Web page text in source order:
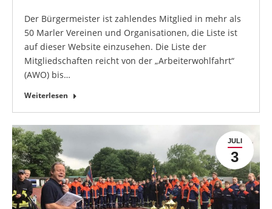
Der Bürgermeister ist zahlendes Mitglied in mehr als
50 Marler Vereinen und Organisationen, die Liste ist
auf dieser Website einzusehen. Die Liste der
Mitgliedschaften reicht von der „Arbeiterwohlfahrt“
(AWO) bis…
Weiterlesen
JULI
3